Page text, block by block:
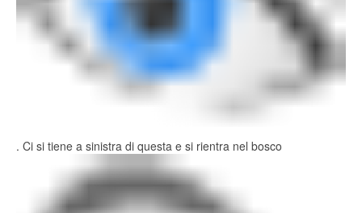
. Ci si tiene a sinistra di questa e si rientra nel bosco